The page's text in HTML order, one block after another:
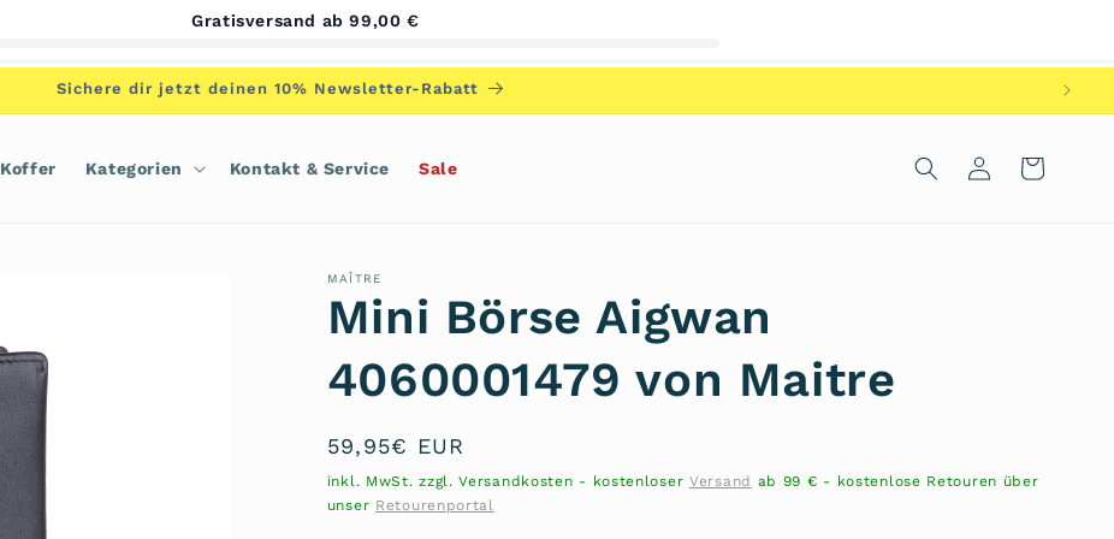
Sichere dir jetzt deinen 10% Newsletter-Rabatt
Koffer Kategorien Kontakt & Service Sale EinloggenWarenkorb
MAÎTRE
Mini Börse Aigwan
4060001479 von Maitre
Normaler
Preis
59,95€ EUR
inkl. MwSt. zzgl. Versandkosten - kostenloser Versand ab 99 € - kostenlose Retouren über
unser Retourenportal
Gratisversand ab 99,00 €